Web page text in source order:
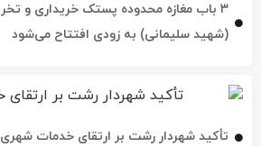
(شهید سلیمانی) به زودی افتتاح می‌شود
تأکید شهردار رشت بر ارتقای خدمات شهری